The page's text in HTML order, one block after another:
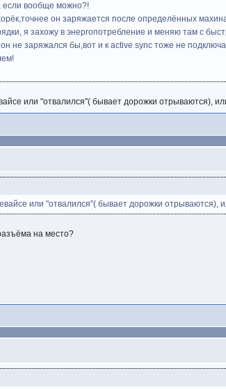
если вообще можно?!
он заряжается после определённых
я захожу в энергопотребление и меняю там с
не заряжался бы,вот и к active sync тоже не
или "отвалился"( бывает дорожки отрываются),
или "отвалился"( бывает дорожки отрываются),
на место?